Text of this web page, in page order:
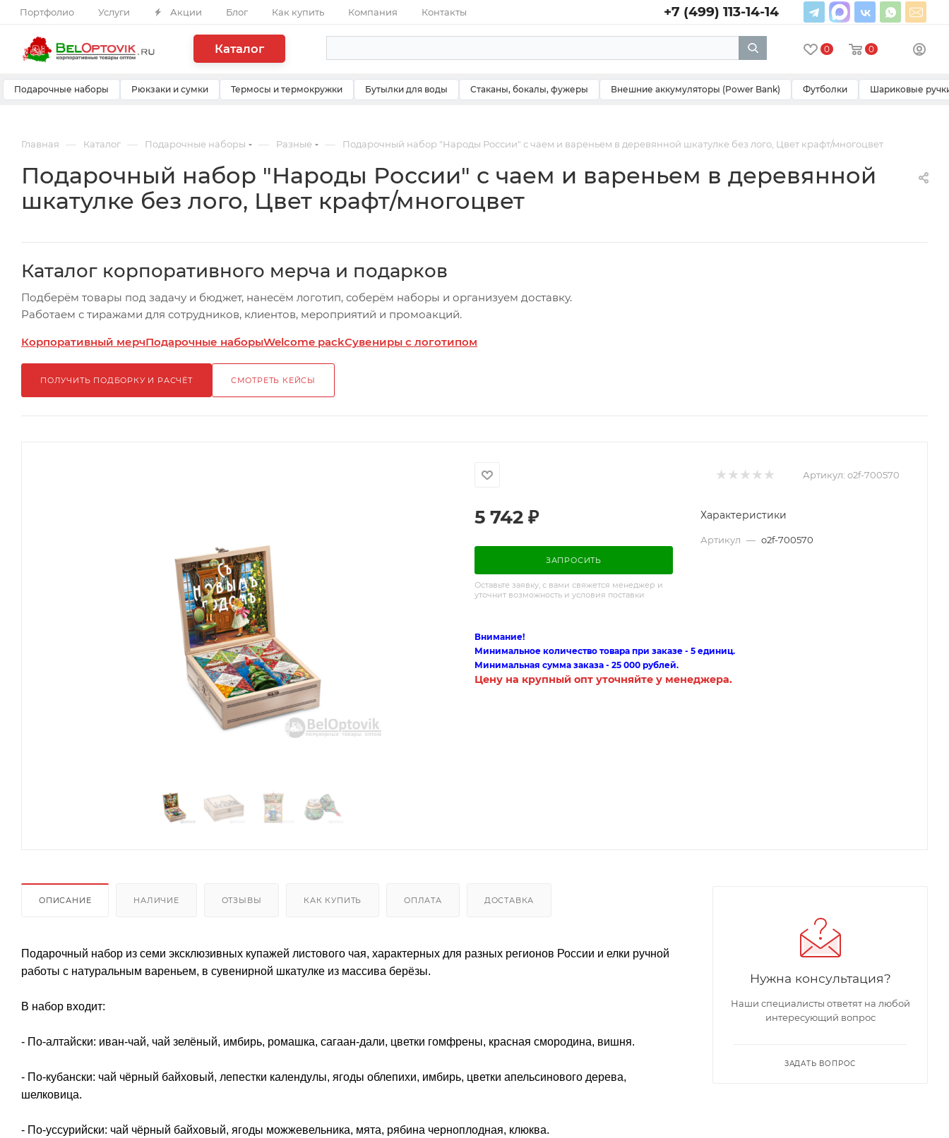
Портфолио Услуги Акции Блог Как купить Компания Контакты +7 (499) 113-14-14
Каталог 0 0
Подарочные наборы Рюкзаки и сумки Термосы и термокружки Бутылки для воды Стаканы, бокалы, фужеры Внешние аккумуляторы (Power Bank) Футболки Шариковые
Главная — Каталог — Подарочные наборы — Разные — Подарочный набор "Народы России" с чаем и вареньем в деревянной шкатулке без лого, Цвет крафт/многоцвет
Подарочный набор "Народы России" с чаем и вареньем в деревянной
шкатулке без лого, Цвет крафт/многоцвет
Каталог корпоративного мерча и подарков
Подберём товары под задачу и бюджет, нанесём логотип, соберём наборы и организуем доставку.
Работаем с тиражами для сотрудников, клиентов, мероприятий и промоакций.
Корпоративный мерчПодарочные наборыWelcome packСувениры с логотипом
ПОЛУЧИТЬ ПОДБОРКУ И РАСЧЁТ СМОТРЕТЬ КЕЙСЫ
Артикул: o2f-700570
5 742 ₽
ЗАПРОСИТЬ
Оставьте заявку, с вами свяжется менеджер и
уточнит возможность и условия поставки
Характеристики
Артикул — o2f-700570
Внимание!
Минимальное количество товара при заказе - 5 единиц.
Минимальная сумма заказа - 25 000 рублей.
Цену на крупный опт уточняйте у менеджера.
ОПИСАНИЕ НАЛИЧИЕ ОТЗЫВЫ КАК КУПИТЬ ОПЛАТА ДОСТАВКА
Подарочный набор из семи эксклюзивных купажей листового чая, характерных для разных регионов России и елки ручной
работы с натуральным вареньем, в сувенирной шкатулке из массива берёзы.
В набор входит:
- По-алтайски: иван-чай, чай зелёный, имбирь, ромашка, сагаан-дали, цветки гомфрены, красная смородина, вишня.
- По-кубански: чай чёрный байховый, лепестки календулы, ягоды облепихи, имбирь, цветки апельсинового дерева,
шелковица.
- По-уссурийски: чай чёрный байховый, ягоды можжевельника, мята, рябина черноплодная, клюква.
Нужна консультация?
Наши специалисты ответят на любой
интересующий вопрос
ЗАДАТЬ ВОПРОС